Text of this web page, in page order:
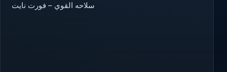
سلاحه القوي – فورت نايت